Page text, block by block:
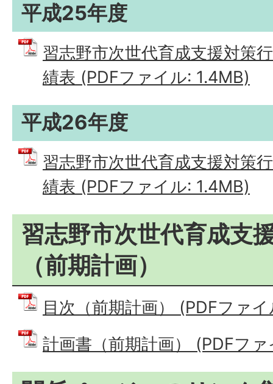
平成25年度
習志野市次世代育成支援対策
績表 (PDFファイル: 1.4MB)
平成26年度
習志野市次世代育成支援対策
績表 (PDFファイル: 1.4MB)
習志野市次世代育成支
（前期計画）
目次（前期計画） (PDFファ
計画書（前期計画） (PDFフ